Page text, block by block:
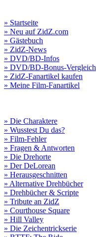
» Startseite
» Neu auf ZidZ.com
» Gästebuch
» ZidZ-News
» DVD/BD-Infos
» DVD/BD-Bonus-Vergleich
» ZidZ-Fanartikel kaufen
» Meine Film-Fanartikel
» Die Charaktere
» Wusstest Du das?
» Film-Fehler
» Fragen & Antworten
» Die Drehorte
» Der DeLorean
» Herausgeschnitten
» Alternative Drehbücher
» Drehbücher & Scripte
» Tribute an ZidZ
» Courthouse Square
» Hill Valley
» Die Zeichentrickserie